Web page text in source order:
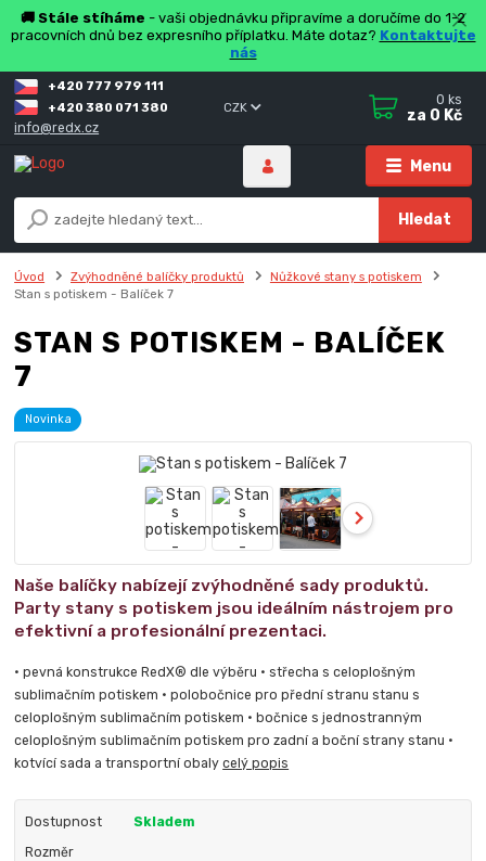
🚚 Stále stíháme - vaši objednávku připravíme a doručíme do 1-2
pracovních dnů bez expresního příplatku. Máte dotaz? Kontaktujte
nás
Menu
CZK
Hledat
+420 777 979 111
+420 380 071 380
info@redx.cz
0 ks
za 0 Kč
Úvod Zvýhodněné balíčky produktů
Nůžkové stany s potiskem
Stan s potiskem - Balíček 7
STAN S POTISKEM - BALÍČEK
7
Novinka
Naše balíčky nabízejí zvýhodněné sady produktů.
Party stany s potiskem jsou ideálním nástrojem pro
efektivní a profesionální prezentaci.
• pevná konstrukce RedX® dle výběru • střecha s celoplošným
sublimačním potiskem • polobočnice pro přední stranu stanu s
celoplošným sublimačním potiskem • bočnice s jednostranným
celoplošným sublimačním potiskem pro zadní a boční strany stanu •
kotvící sada a transportní obalycelý popis
Dostupnost Skladem
Rozměr